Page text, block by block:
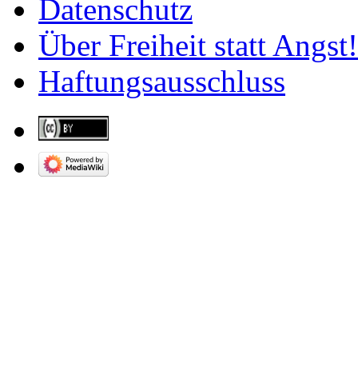
Datenschutz
Über Freiheit statt Angst!
Haftungsausschluss